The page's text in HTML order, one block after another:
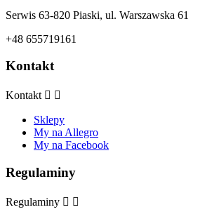
Serwis 63-820 Piaski, ul. Warszawska 61
+48 655719161
Kontakt
Kontakt  
Sklepy
My na Allegro
My na Facebook
Regulaminy
Regulaminy  